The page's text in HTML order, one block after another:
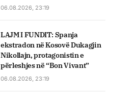
06.08.2026, 23:19
LAJM I FUNDIT: Spanja
ekstradon në Kosovë Dukagjin
Nikollajn, protagonistin e
përleshjes në “Bon Vivant”
06.08.2026, 23:19